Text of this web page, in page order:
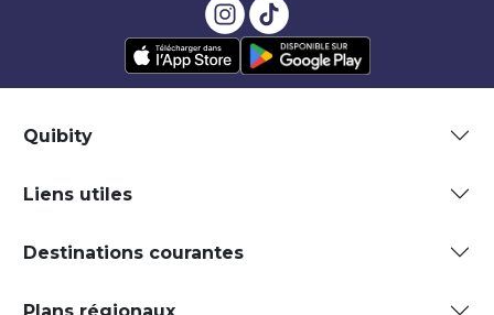
Quibity
Liens utiles
Destinations courantes
Plans régionaux